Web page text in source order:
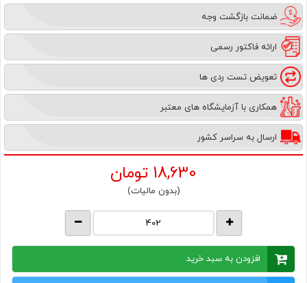
ضمانت بازگشت وجه
ارائه فاکتور رسمی
تعویض تست ردی ها
همکاری با آزمایشگاه های معتبر
ارسال به سراسر کشور
18,630 تومان
(بدون مالیات)
افزودن به سبد خرید